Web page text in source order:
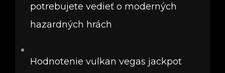
potrebujete vedieť o moderných
hazardných hrách
Hodnotenie vulkan vegas jackpot